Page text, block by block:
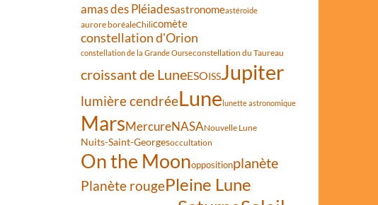
amas des Pléiadesastronomeastéroïde
aurore boréaleChilicomète
constellation d'Orion
constellation de la Grande Ourseconstellation du Taureau
croissant de LuneESOISSJupiter
lumière cendréeLunelunette astronomique
MarsMercureNASANouvelle Lune
Nuits-Saint-Georgesoccultation
On the Moonoppositionplanète
Planète rougePleine Lune